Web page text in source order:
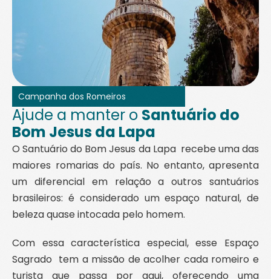
Campanha dos Romeiros
Ajude a manter o Santuário do
Bom Jesus da Lapa
O Santuário do Bom Jesus da Lapa recebe uma das
maiores romarias do país. No entanto, apresenta
um diferencial em relação a outros santuários
brasileiros: é considerado um espaço natural, de
beleza quase intocada pelo homem.
Com essa característica especial, esse Espaço
Sagrado tem a missão de acolher cada romeiro e
turista que passa por aqui, oferecendo uma